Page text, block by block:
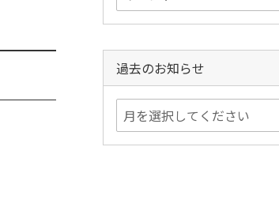
過去のお知らせ